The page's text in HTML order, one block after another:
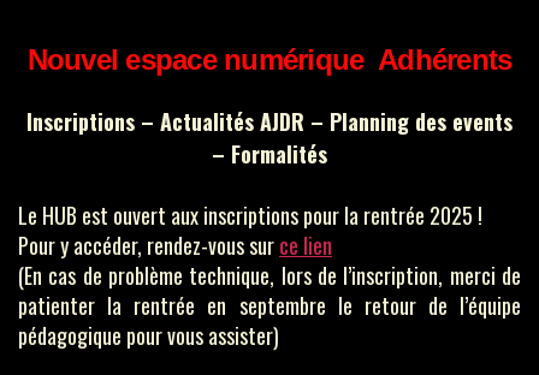
Nouvel espace numérique Adhérents
Inscriptions – Actualités AJDR – Planning des events
– Formalités
Le HUB est ouvert aux inscriptions pour la rentrée 2025 !
Pour y accéder, rendez-vous surce lien
(En cas de problème technique, lors de l’inscription, merci de
patienter la rentrée en septembre le retour de l’équipe
pédagogique pour vous assister)